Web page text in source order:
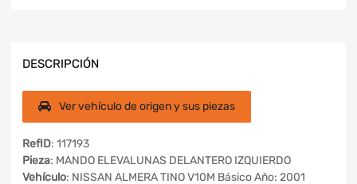
DESCRIPCIÓN
Ver vehículo de origen y sus piezas
RefID: 117193
Pieza: MANDO ELEVALUNAS DELANTERO IZQUIERDO
Vehículo: NISSAN ALMERA TINO V10M Básico Año: 2001